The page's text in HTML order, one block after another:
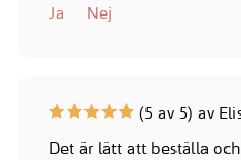
Ja
Nej
(5 av 5) av
Det är lätt att beställa